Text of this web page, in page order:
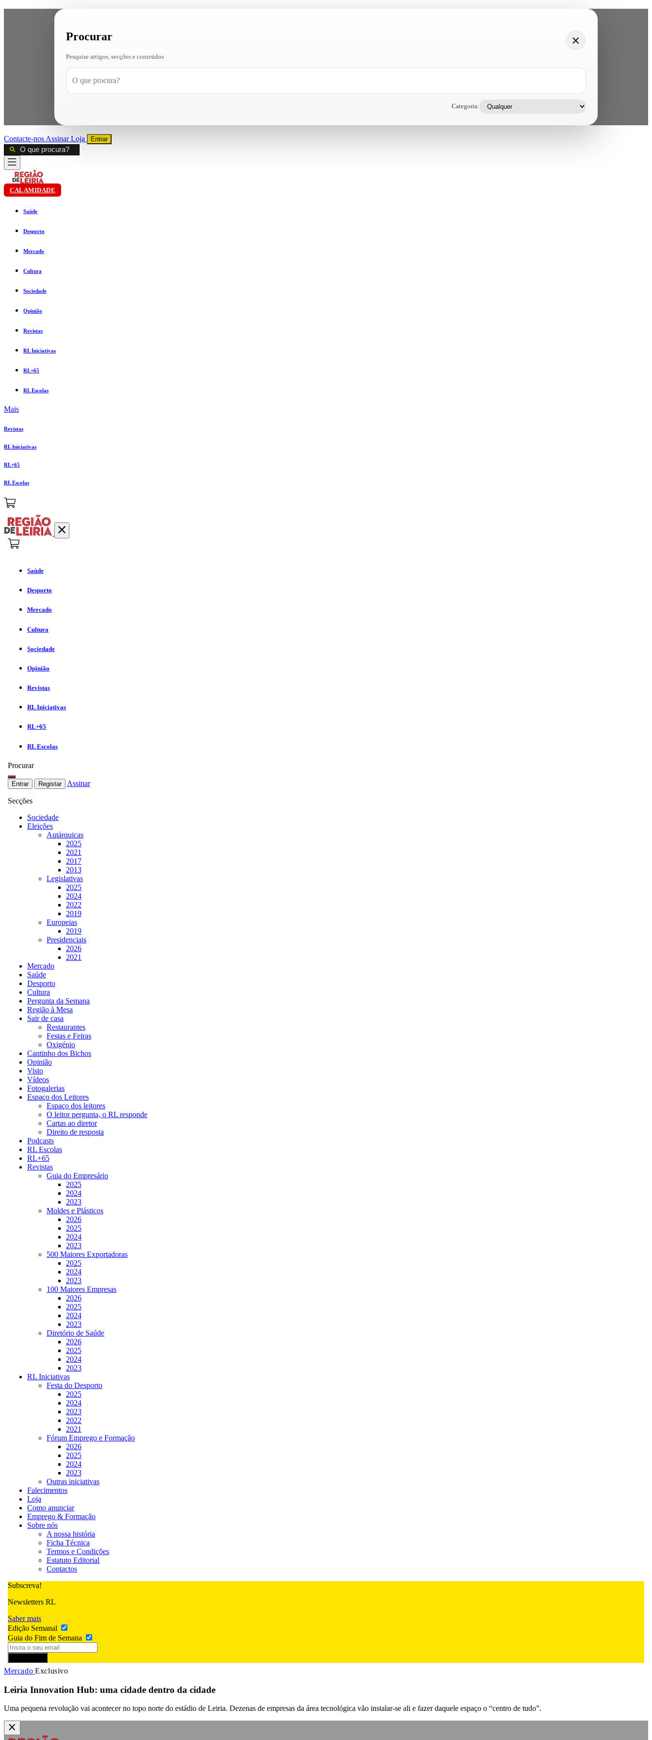
Procurar
Pesquise artigos, secções e conteúdos
Categoria:
Contacte-nos AssinarLoja Entrar
CALAMIDADE
Saúde
Desporto
Mercado
Cultura
Sociedade
Opinião
Revistas
RL Iniciativas
RL+65
RL Escolas
Mais
Revistas
RL Iniciativas
RL+65
RL Escolas
Saúde
Desporto
Mercado
Cultura
Sociedade
Opinião
Revistas
RL Iniciativas
RL+65
RL Escolas
Procurar
Entrar Registar Assinar
Secções
Sociedade
Eleições
Autárquicas
2025
2021
2017
2013
Legislativas
2025
2024
2022
2019
Europeias
2019
Presidenciais
2026
2021
Mercado
Saúde
Desporto
Cultura
Pergunta da Semana
Região à Mesa
Sair de casa
Restaurantes
Festas e Feiras
Oxigénio
Cantinho dos Bichos
Opinião
Visto
Vídeos
Fotogalerias
Espaço dos Leitores
Espaço dos leitores
O leitor pergunta, o RL responde
Cartas ao diretor
Direito de resposta
Podcasts
RL Escolas
RL+65
Revistas
Guia do Empresário
2025
2024
2023
Moldes e Plásticos
2026
2025
2024
2023
500 Maiores Exportadoras
2025
2024
2023
100 Maiores Empresas
2026
2025
2024
2023
Diretório de Saúde
2026
2025
2024
2023
RL Iniciativas
Festa do Desporto
2025
2024
2023
2022
2021
Fórum Emprego e Formação
2026
2025
2024
2023
Outras iniciativas
Falecimentos
Loja
Como anunciar
Emprego & Formação
Sobre nós
A nossa história
Ficha Técnica
Termos e Condições
Estatuto Editorial
Contactos
Subscreva!
Newsletters RL
Saber mais
Edição Semanal
Guia do Fim de Semana
Mercado Exclusivo
Leiria Innovation Hub: uma cidade dentro da cidade
Uma pequena revolução vai acontecer no topo norte do estádio de Leiria. Dezenas de empresas da área tecnológica vão instalar-se ali e fazer daquele espaço o “centro de tudo”.